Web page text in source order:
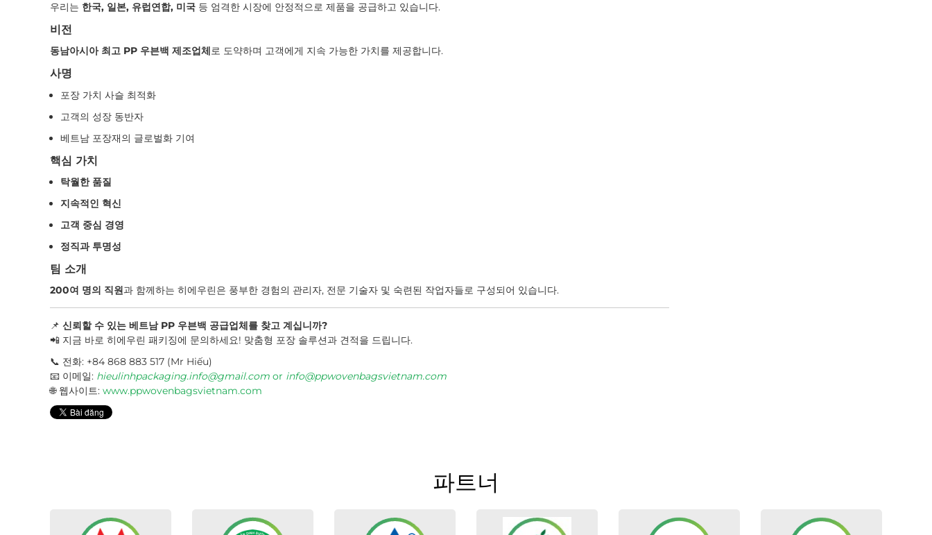
우리는 한국, 일본, 유럽연합, 미국 등 엄격한 시장에 안정적으로 제품을 공급하고 있습니다.
비전
동남아시아 최고 PP 우븐백 제조업체로 도약하며 고객에게 지속 가능한 가치를 제공합니다.
사명
포장 가치 사슬 최적화
고객의 성장 동반자
베트남 포장재의 글로벌화 기여
핵심 가치
탁월한 품질
지속적인 혁신
고객 중심 경영
정직과 투명성
팀 소개
200여 명의 직원과 함께하는 히에우린은 풍부한 경험의 관리자, 전문 기술자 및 숙련된 작업자들로 구성되어 있습니다.
📌 신뢰할 수 있는 베트남 PP 우븐백 공급업체를 찾고 계십니까?
📲 지금 바로 히에우린 패키징에 문의하세요! 맞춤형 포장 솔루션과 견적을 드립니다.
📞 전화: +84 868 883 517 (Mr Hiếu)
📧 이메일: hieulinhpackaging.info@gmail.com or info@ppwovenbagsvietnam.com
🌐 웹사이트: www.ppwovenbagsvietnam.com
파트너